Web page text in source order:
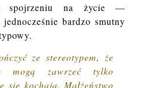
spojrzeniu na życie —
bardzo smutny
ze stereotypem, że
mogą zawrzeć tylko
się kochają. Małżeństwo